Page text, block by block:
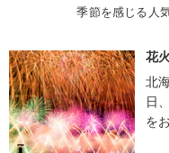
季節を感じる人
花
北
日
を